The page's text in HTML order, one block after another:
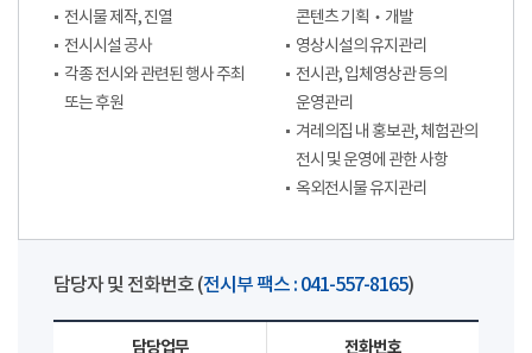
전시물 제작, 진열
전시시설 공사
각종 전시와 관련된 행사 주최
또는 후원
콘텐츠 기획‧개발
영상시설의 유지관리
전시관, 입체영상관 등의
운영관리
겨레의집 내 홍보관, 체험관의
전시 및 운영에 관한 사항
옥외전시물 유지관리
담당자 및 전화번호 (전시부 팩스 : 041-557-8165)
담당업무 전화번호